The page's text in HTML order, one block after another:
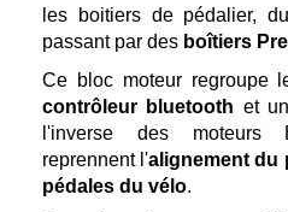
les boitiers de pédalier,
passant par des boîtiers
Ce bloc moteur regroupe
contrôleur bluetooth et un
l'inverse des moteurs
reprennent l'alignement du
pédales du vélo.